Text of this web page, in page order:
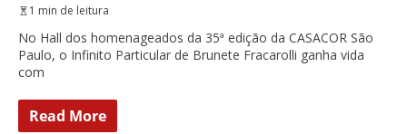
1 min de leitura
No Hall dos homenageados da 35ª edição da CASACOR São
Paulo, o Infinito Particular de Brunete Fracarolli ganha vida
com
Read More